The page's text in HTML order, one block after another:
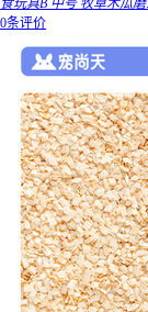
食玩具B 中号 牧草木瓜
0条评价